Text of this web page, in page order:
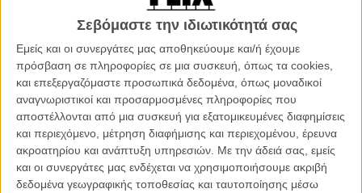
Σεβόμαστε την ιδιωτικότητά σας
Εμείς και οι συνεργάτες μας αποθηκεύουμε και/ή έχουμε
πρόσβαση σε πληροφορίες σε μια συσκευή, όπως τα cookies,
και επεξεργαζόμαστε προσωπικά δεδομένα, όπως μοναδικοί
αναγνωριστικοί και προσαρμοσμένες πληροφορίες που
αποστέλλονται από μια συσκευή για εξατομικευμένες διαφημίσεις
και περιεχόμενο, μέτρηση διαφήμισης και περιεχομένου, έρευνα
ακροατηρίου και ανάπτυξη υπηρεσιών. Με την άδειά σας, εμείς
και οι συνεργάτες μας ενδέχεται να χρησιμοποιήσουμε ακριβή
δεδομένα γεωγραφικής τοποθεσίας και ταυτοποίησης μέσω